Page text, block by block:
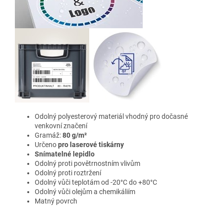
Odolný polyesterový materiál vhodný pro dočasné
venkovní značení
Gramáž:80 g/m²
Určenopro laserové tiskárny
Snímatelné lepidlo
Odolný proti povětrnostním vlivům
Odolný proti roztržení
Odolný vůči teplotám od -20°C do +80°C
Odolný vůči olejům a chemikáliím
Matný povrch